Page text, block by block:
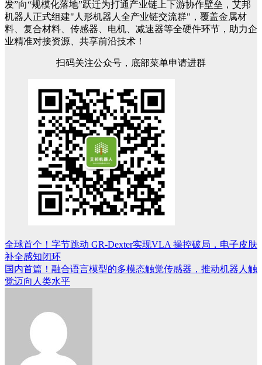
发”向“规模化落地”跃迁为打通产业链上下游协作壁垒，艾邦
机器人正式组建"人形机器人全产业链交流群"，覆盖金属材
料、复合材料、传感器、电机、减速器等全硬件环节，助力企
业精准对接资源、共享前沿技术！
扫码关注公众号，底部菜单申请进群
文
章
导
全球首个！字节跳动 GR-Dexter实现VLA 操控破局，电子皮肤
补全感知闭环
国内首篇！融合语言模型的多模态触觉传感器，推动机器人触
觉迈向人类水平